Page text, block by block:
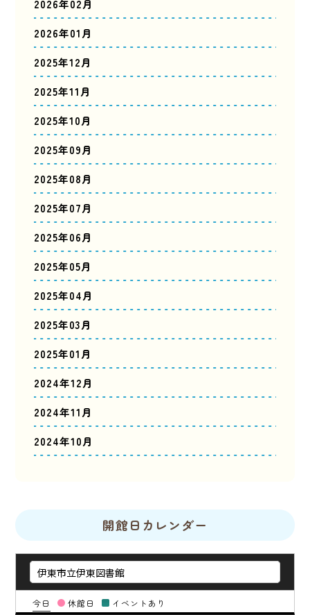
開館日カレンダー
今日 休館日 イベントあり
2026年02月
2026年01月
2025年12月
2025年11月
2025年10月
2025年09月
2025年08月
2025年07月
2025年06月
2025年05月
2025年04月
2025年03月
2025年01月
2024年12月
2024年11月
2024年10月